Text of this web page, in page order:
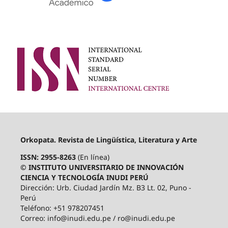
Orkopata. Revista de Lingüística, Literatura y Arte
ISSN: 2955-8263 (En línea)
© INSTITUTO UNIVERSITARIO DE INNOVACIÓN
CIENCIA Y TECNOLOGÍA INUDI PERÚ
Dirección: Urb. Ciudad Jardín Mz. B3 Lt. 02, Puno -
Perú
Teléfono: +51 978207451
Correo: info@inudi.edu.pe / ro@inudi.edu.pe